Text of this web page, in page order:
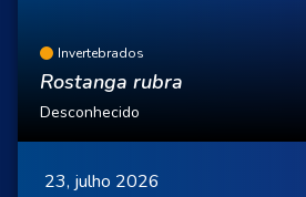
Invertebrados
Rostanga rubra
Desconhecido
23, julho 2026